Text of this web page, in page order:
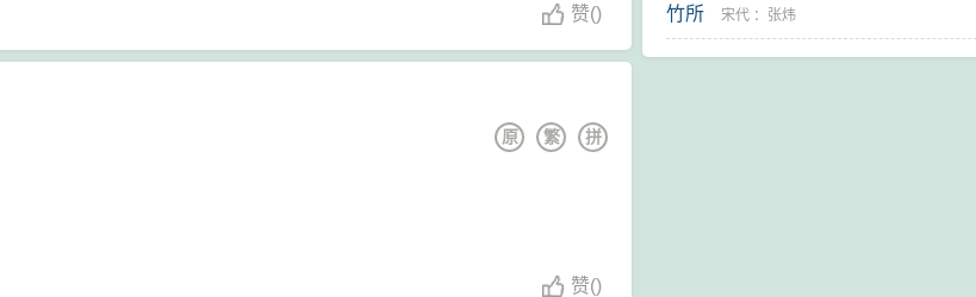
赞()
拼
繁
原
赞()
竹所 宋代 ： 张炜